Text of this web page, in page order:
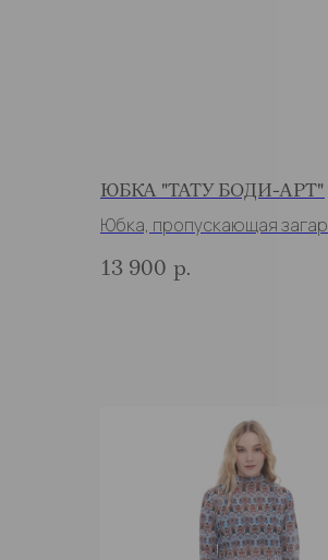
ЮБКА "ТАТУ БОДИ-АРТ"
Юбка, пропускающая загар
13 900 р.